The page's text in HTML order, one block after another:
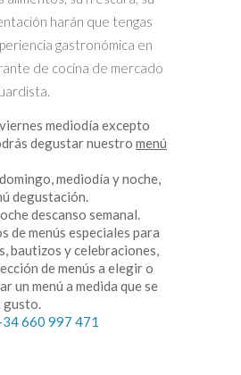
harán que tengas
gastronómica en
de cocina de mercado
mediodía excepto
degustar nuestro menú
mediodía y noche,
degustación.
descanso semanal.
de menús especiales para
bautizos y celebraciones,
de menús a elegir o
un menú a medida que se
gusto.
660 997 471